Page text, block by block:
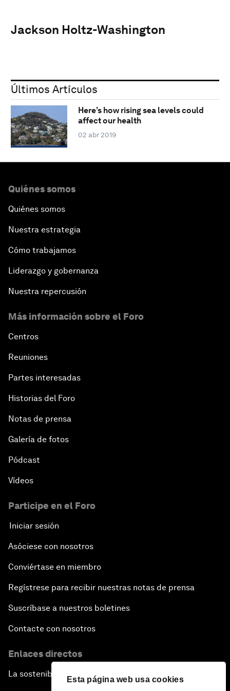
Esta página web usa cookies
Jackson Holtz-Washington
Últimos Artículos
Here’s how rising sea levels could
affect our health
02 abr 2019
Quiénes somos
Quiénes somos
Nuestra estrategia
Cómo trabajamos
Liderazgo y gobernanza
Nuestra repercusión
Más información sobre el Foro
Centros
Reuniones
Partes interesadas
Historias del Foro
Notas de prensa
Galería de fotos
Pódcast
Vídeos
Participe en el Foro
Iniciar sesión
Asóciese con nosotros
Conviértase en miembro
Regístrese para recibir nuestras notas de prensa
Suscríbase a nuestros boletines
Contacte con nosotros
Enlaces directos
La sostenibilidad en el Foro